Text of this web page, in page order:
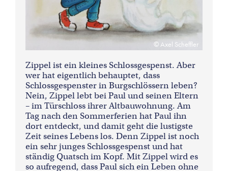
Axel Scheffler
Zippel ist ein kleines Schlossgespenst. Aber
wer hat eigentlich behauptet, dass
Schlossgespenster in Burgschlössern leben?
Nein, Zippel lebt bei Paul und seinen Eltern
– im Türschloss ihrer Altbauwohnung. Am
Tag nach den Sommerferien hat Paul ihn
dort entdeckt, und damit geht die lustigste
Zeit seines Lebens los. Denn Zippel ist noch
ein sehr junges Schlossgespenst und hat
ständig Quatsch im Kopf. Mit Zippel wird es
so aufregend, dass Paul sich ein Leben ohne